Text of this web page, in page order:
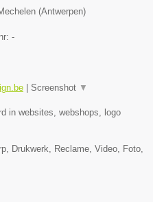
(Antwerpen)
-
Screenshot ▼
in websites, webshops, logo
Drukwerk, Reclame, Video, Foto,